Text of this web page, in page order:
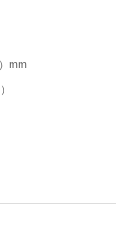
） mm